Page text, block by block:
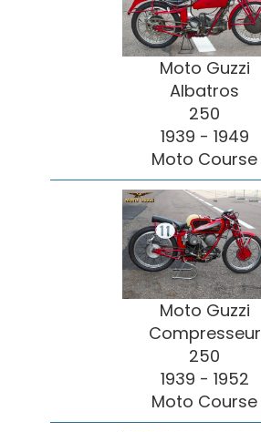
Moto Guzzi
Albatros
250
1939 - 1949
Moto Course
Moto Guzzi
Compresseur
250
1939 - 1952
Moto Course